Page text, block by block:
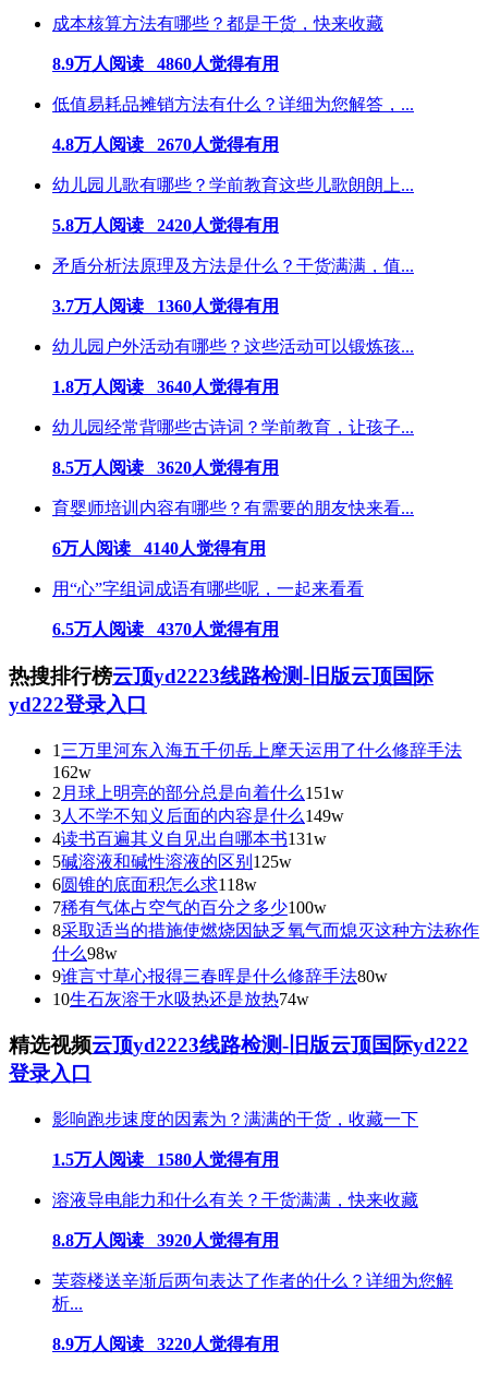
成本核算方法有哪些？都是干货，快来收藏
8.9万人阅读 4860人觉得有用
低值易耗品摊销方法有什么？详细为您解答，...
4.8万人阅读 2670人觉得有用
幼儿园儿歌有哪些？学前教育这些儿歌朗朗上...
5.8万人阅读 2420人觉得有用
矛盾分析法原理及方法是什么？干货满满，值...
3.7万人阅读 1360人觉得有用
幼儿园户外活动有哪些？这些活动可以锻炼孩...
1.8万人阅读 3640人觉得有用
幼儿园经常背哪些古诗词？学前教育，让孩子...
8.5万人阅读 3620人觉得有用
育婴师培训内容有哪些？有需要的朋友快来看...
6万人阅读 4140人觉得有用
用“心”字组词成语有哪些呢，一起来看看
6.5万人阅读 4370人觉得有用
热搜排行榜云顶yd2223线路检测-旧版云顶国际
yd222登录入口
1 三万里河东入海五千仞岳上摩天运用了什么修辞手法
162w
2 月球上明亮的部分总是向着什么151w
3人不学不知义后面的内容是什么149w
4读书百遍其义自见出自哪本书131w
5碱溶液和碱性溶液的区别 125w
6圆锥的底面积怎么求118w
7稀有气体占空气的百分之多少100w
8采取适当的措施使燃烧因缺乏氧气而熄灭这种方法称作
什么98w
9谁言寸草心报得三春晖是什么修辞手法80w
10生石灰溶于水吸热还是放热74w
精选视频云顶yd2223线路检测-旧版云顶国际yd222
登录入口
影响跑步速度的因素为？满满的干货，收藏一下
1.5万人阅读 1580人觉得有用
溶液导电能力和什么有关？干货满满，快来收藏
8.8万人阅读 3920人觉得有用
芙蓉楼送辛渐后两句表达了作者的什么？详细为您解
析...
8.9万人阅读 3220人觉得有用